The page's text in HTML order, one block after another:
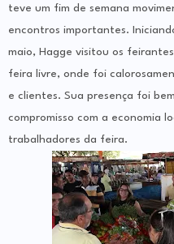
teve um fim de semana
encontros importantes.
maio, Hagge visitou os
feira livre, onde foi
e clientes. Sua presença foi
compromisso com a economia
trabalhadores da feira.